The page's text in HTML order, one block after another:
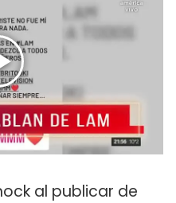
al publicar de